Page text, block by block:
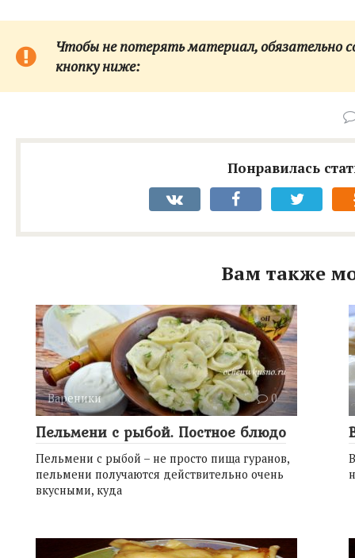
Чтобы не потерять материал, обязательно
кнопку ниже:
Понравилась
Вам также
Вареники 0
Пельмени с рыбой. Постное блюдо
Пельмени с рыбой – не просто пища гуранов,
пельмени получаются действительно очень
вкусными, куда